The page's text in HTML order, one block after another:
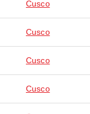
Cusco
Cusco
Cusco
Cusco